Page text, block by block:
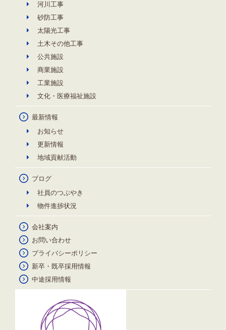
河川工事
砂防工事
太陽光工事
土木その他工事
公共施設
商業施設
工業施設
文化・医療福祉施設
最新情報
お知らせ
更新情報
地域貢献活動
ブログ
社員のつぶやき
物件進捗状況
会社案内
お問い合わせ
プライバシーポリシー
新卒・既卒採用情報
中途採用情報